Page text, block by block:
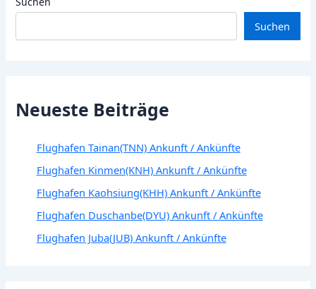
Suchen
Neueste Beiträge
Flughafen Tainan(TNN) Ankunft / Ankünfte
Flughafen Kinmen(KNH) Ankunft / Ankünfte
Flughafen Kaohsiung(KHH) Ankunft / Ankünfte
Flughafen Duschanbe(DYU) Ankunft / Ankünfte
Flughafen Juba(JUB) Ankunft / Ankünfte